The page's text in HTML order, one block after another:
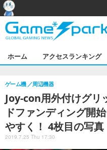
ホーム アクセスランキング
Joy-con用外付けグ
ドファンディング開
やすく！ 4枚目の写
ゲーム機 周辺機器
2019.7.25 Thu 17:30